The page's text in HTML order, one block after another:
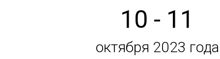
10 - 11
октября 2023 года